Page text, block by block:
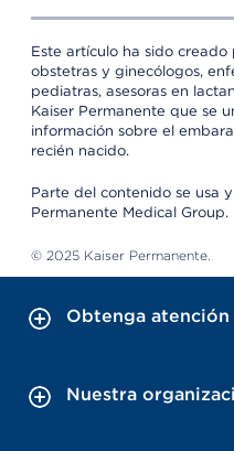
Este artículo ha sido
obstetras y ginecólogos,
pediatras, asesoras en
Kaiser Permanente que se
información sobre el
recién nacido.
Parte del contenido se usa
Permanente Medical Group.
© 2025 Kaiser Permanente.
Obtenga atención
Nuestra